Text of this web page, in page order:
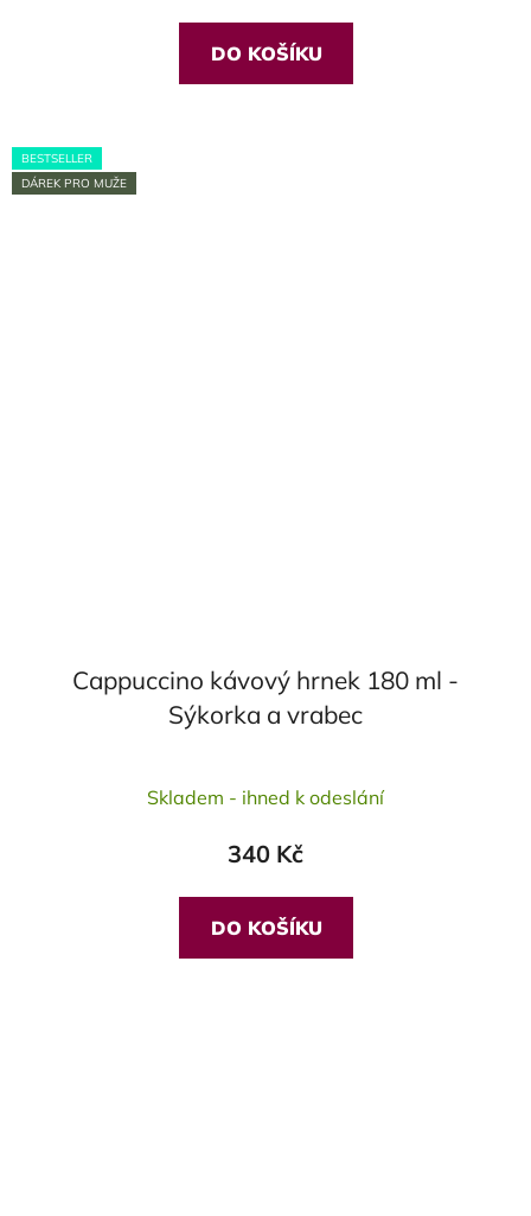
5,0
z
5
DO KOŠÍKU
BESTSELLER
DÁREK PRO MUŽE
Cappuccino kávový hrnek 180 ml -
Sýkorka a vrabec
hodnocení
je
5,0
z
5
Skladem - ihned k odeslání
340 Kč
DO KOŠÍKU